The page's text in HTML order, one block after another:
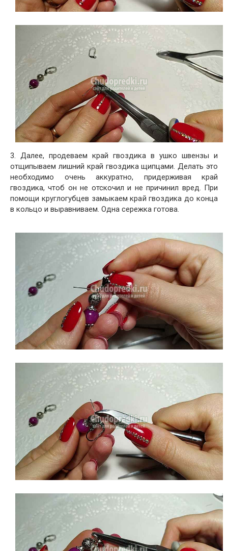
3. Далее, продеваем край гвоздика в ушко швензы и
отщипываем лишний край гвоздика щипцами. Делать это
необходимо очень аккуратно, придерживая край
гвоздика, чтоб он не отскочил и не причинил вред. При
помощи круглогубцев замыкаем край гвоздика до конца
в кольцо и выравниваем. Одна сережка готова.